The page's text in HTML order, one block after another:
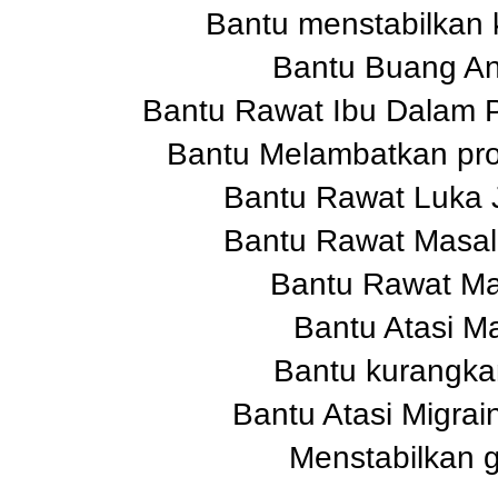
Bantu
Bantu Buang
Bantu Rawat Ibu Dalam
Bantu Melambatkan
Bantu Rawat
Bantu Rawat
Bantu Rawat
Bantu Atasi
Bantu
Bantu Atasi
Menstabilkan